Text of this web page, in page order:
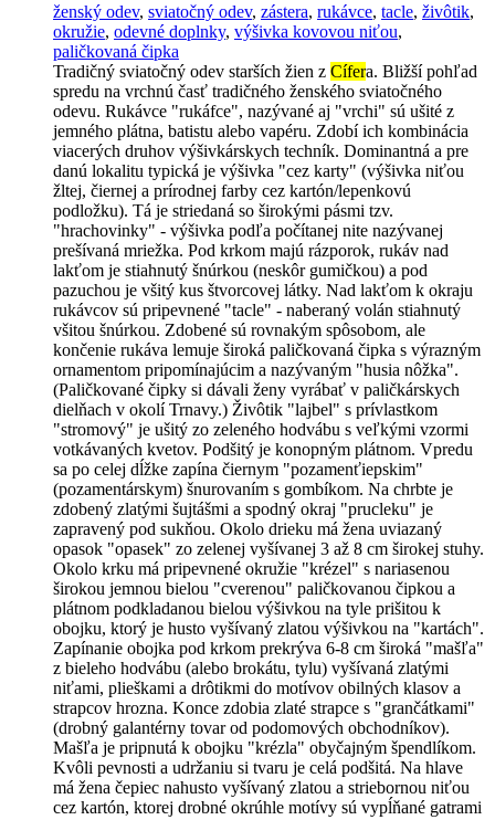
ženský odev, sviatočný odev, zástera, rukávce, tacle, živôtik,
okružie, odevné doplnky, výšivka kovovou niťou,
paličkovaná čipka
Tradičný sviatočný odev starších žien z Cífera. Bližší pohľad
spredu na vrchnú časť tradičného ženského sviatočného
odevu. Rukávce "rukáfce", nazývané aj "vrchi" sú ušité z
jemného plátna, batistu alebo vapéru. Zdobí ich kombinácia
viacerých druhov výšivkárskych techník. Dominantná a pre
danú lokalitu typická je výšivka "cez karty" (výšivka niťou
žltej, čiernej a prírodnej farby cez kartón/lepenkovú
podložku). Tá je striedaná so širokými pásmi tzv.
"hrachovinky" - výšivka podľa počítanej nite nazývanej
prešívaná mriežka. Pod krkom majú rázporok, rukáv nad
lakťom je stiahnutý šnúrkou (neskôr gumičkou) a pod
pazuchou je všitý kus štvorcovej látky. Nad lakťom k okraju
rukávcov sú pripevnené "tacle" - naberaný volán stiahnutý
všitou šnúrkou. Zdobené sú rovnakým spôsobom, ale
končenie rukáva lemuje široká paličkovaná čipka s výrazným
ornamentom pripomínajúcim a nazývaným "husia nôžka".
(Paličkované čipky si dávali ženy vyrábať v paličkárskych
dielňach v okolí Trnavy.) Živôtik "lajbel" s prívlastkom
"stromový" je ušitý zo zeleného hodvábu s veľkými vzormi
votkávaných kvetov. Podšitý je konopným plátnom. Vpredu
sa po celej dĺžke zapína čiernym "pozamenťiepskim"
(pozamentárskym) šnurovaním s gombíkom. Na chrbte je
zdobený zlatými šujtášmi a spodný okraj "prucleku" je
zapravený pod sukňou. Okolo drieku má žena uviazaný
opasok "opasek" zo zelenej vyšívanej 3 až 8 cm širokej stuhy.
Okolo krku má pripevnené okružie "krézel" s nariasenou
širokou jemnou bielou "cverenou" paličkovanou čipkou a
plátnom podkladanou bielou výšivkou na tyle prišitou k
obojku, ktorý je husto vyšívaný zlatou výšivkou na "kartách".
Zapínanie obojka pod krkom prekrýva 6-8 cm široká "mašľa"
z bieleho hodvábu (alebo brokátu, tylu) vyšívaná zlatými
niťami, plieškami a drôtikmi do motívov obilných klasov a
strapcov hrozna. Konce zdobia zlaté strapce s "grančátkami"
(drobný galantérny tovar od podomových obchodníkov).
Mašľa je pripnutá k obojku "krézla" obyčajným špendlíkom.
Kvôli pevnosti a udržaniu si tvaru je celá podšitá. Na hlave
má žena čepiec nahusto vyšívaný zlatou a striebornou niťou
cez kartón, ktorej drobné okrúhle motívy sú vypĺňané gatrami